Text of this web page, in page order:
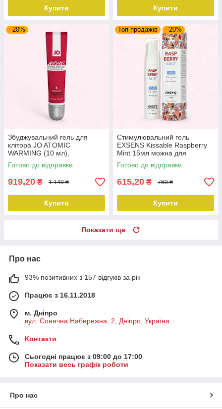
Купити Купити
–20%
Збуджувальний гель для
клітора JO ATOMIC
WARMING (10 мл),
розігрівальний
Готово до відправки
919,20 ₴ 1 149 ₴
Купити
Топ продажів –20%
Стимулювальний гель
EXSENS Kissable Raspberry
Mint 15мл можна для
поцілунків, охолоджувальний
Готово до відправки
615,20 ₴ 769 ₴
Купити
Показати ще
Про нас
93% позитивних з 157 відгуків за рік
Працює з 16.11.2018
м. Дніпро
вул. Сонячна Набережна, 2, Дніпро, Україна
Контакти
Сьогодні працює з 09:00 до 17:00
Показати весь графік роботи
Про нас